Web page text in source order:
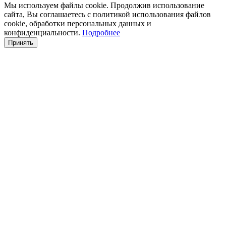
Мы используем файлы cookie. Продолжив использование
сайта, Вы соглашаетесь с политикой использования файлов
cookie, обработки персональных данных и
конфиденциальности. Подробнее
Принять